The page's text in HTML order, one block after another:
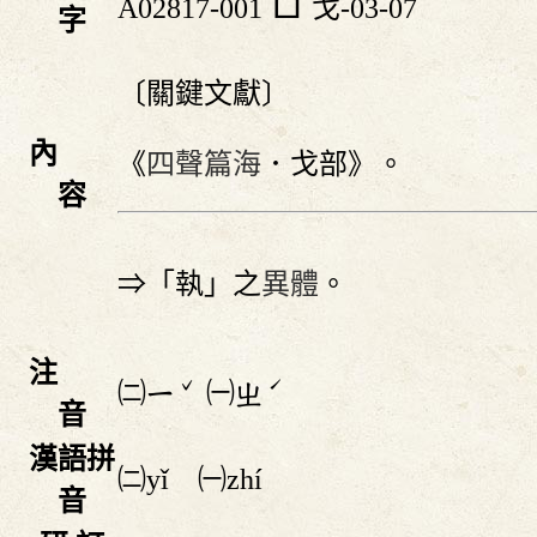
字 A02817-001 戈-03-07
內
容
〔關鍵文獻〕
《四聲篇海 ．戈部》。
⇒「執」之異體 。
注
音
㈡ㄧ ˇ ㈠ㄓ ˊ
漢語拼
音
㈡yǐ ㈠zhí